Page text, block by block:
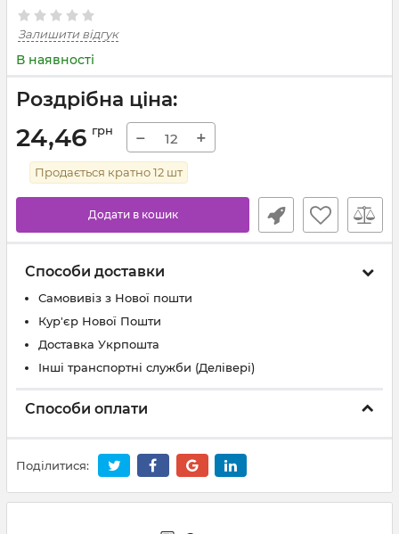
Залишити відгук
В наявності
Роздрібна ціна:
24,46 грн − +
Продається кратно12 шт
Додати в кошик
Способи доставки
Самовивіз з Нової пошти
Кур'єр Нової Пошти
Доставка Укрпошта
Інші транспортні служби (Делівері)
Способи оплати
Поділитися: